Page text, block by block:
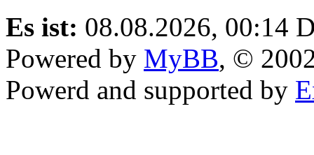
Es ist: 08.08.2026, 00:14
Powered by MyBB, ©
Powerd and supported by